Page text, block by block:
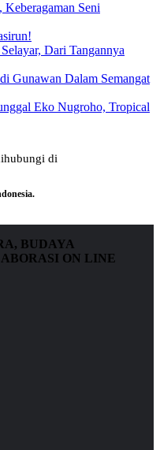
Seni
Dari Tangannya
Gunawan Dalam Semangat
Eko Nugroho, Tropical
di
BUDAYA
ON LINE